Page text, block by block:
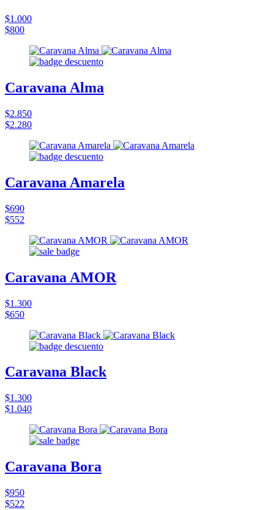
$1.000
$800
Caravana Alma
$2.850
$2.280
Caravana Amarela
$690
$552
Caravana AMOR
$1.300
$650
Caravana Black
$1.300
$1.040
Caravana Bora
$950
$522